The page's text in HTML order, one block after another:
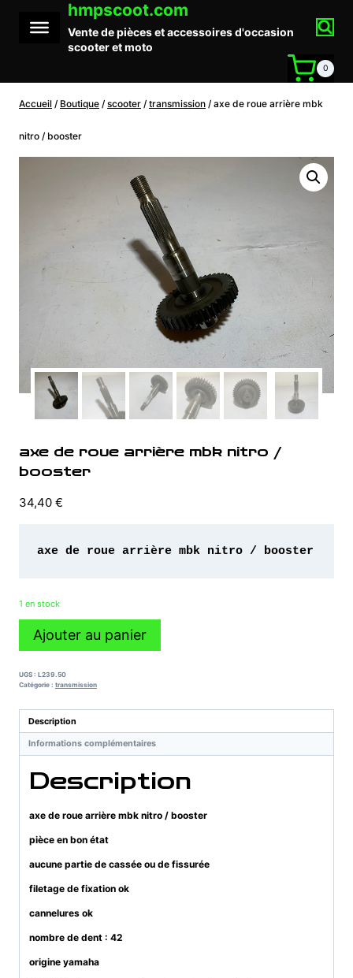
contenu
hmpscoot.com
Vente de pièces et accessoires d'occasion
scooter et moto
0
Accueil / Boutique / scooter / transmission / axe de roue arrière mbk
nitro / booster
axe de roue arrière mbk nitro /
booster
34,40 €
1 en stock
quantité
de
roue
mbk
nitro
Ajouter au panier
UGS : L239.50
Catégorie : transmission
Description
Informations complémentaires
Description
axe de roue arrière mbk nitro / booster
pièce en bon état
aucune partie de cassée ou de fissurée
filetage de fixation ok
cannelures ok
nombre de dent : 42
origine yamaha